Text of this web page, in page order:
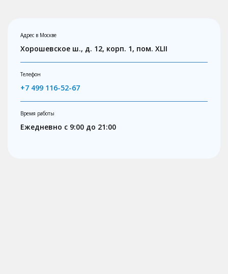
Адрес в Москве
Хорошевское ш., д. 12, корп. 1, пом. XLII
Телефон
+7 499 116-52-67
Время работы
Ежедневно с 9:00 до 21:00